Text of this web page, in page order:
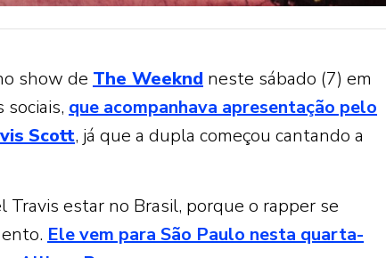
show de The Weeknd neste sábado (7) em
que acompanhava apresentação pelo
Scott, já que a dupla começou cantando a
estar no Brasil, porque o rapper se
Ele vem para São Paulo nesta quarta-